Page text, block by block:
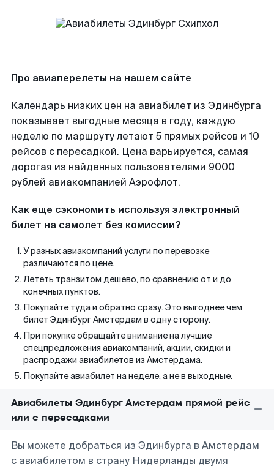
Про авиаперелеты на нашем сайте
Календарь низких цен на авиабилет из Эдинбурга
показывает выгодные месяца в году, каждую
неделю по маршруту летают 5 прямых рейсов и 10
рейсов с пересадкой. Цена варьируется, самая
дорогая из найденных пользователями 9000
рублей авиакомпанией Аэрофлот.
Как еще сэкономить используя электронный
билет на самолет без комиссии?
У разных авиакомпаний услуги по перевозке
различаются по цене.
Лететь транзитом дешево, по сравнению от и до
конечных пунктов.
Покупайте туда и обратно сразу. Это выгоднее чем
билет Эдинбург Амстердам в одну сторону.
При покупке обращайте внимание на лучшие
спецпредложения авиакомпаний, акции, скидки и
распродажи авиабилетов из Амстердама.
Покупайте авиабилет на неделе, а не в выходные.
Авиабилеты Эдинбург Амстердам прямой рейс
или с пересадками
Вы можете добраться из Эдинбурга в Амстердам
с авиабилетом в страну Нидерланды двумя